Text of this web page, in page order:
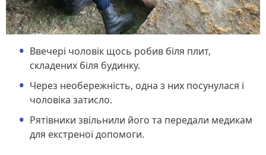
Ввечері чоловік щось робив біля плит,
складених біля будинку.
Через необережність, одна з них посунулася і
чоловіка затисло.
Рятівники звільнили його та передали медикам
для екстреної допомоги.